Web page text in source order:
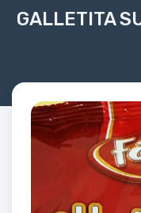
GALLETITA